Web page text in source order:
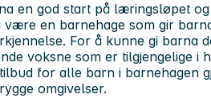
en god start på læringsløpet
en barnehage som gir
For å kunne gi barna
voksne som er tilgjengelige i
for alle barn i barnehagen
omgivelser.